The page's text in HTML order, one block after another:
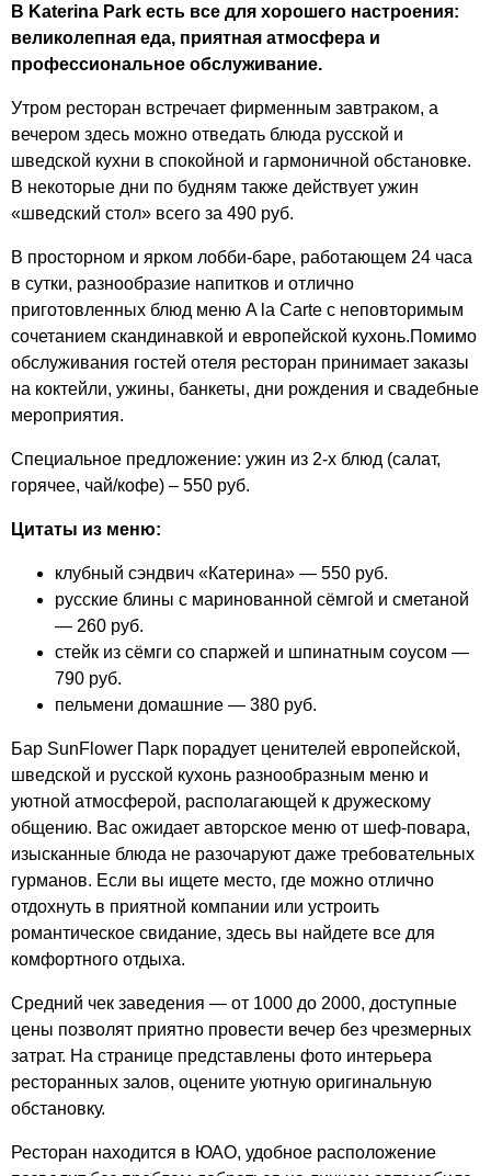
В Katerina Park есть все для хорошего настроения:
великолепная еда, приятная атмосфера и
профессиональное обслуживание.
Утром ресторан встречает фирменным завтраком, а
вечером здесь можно отведать блюда русской и
шведской кухни в спокойной и гармоничной обстановке.
В некоторые дни по будням также действует ужин
«шведский стол» всего за 490 руб.
В просторном и ярком лобби-баре, работающем 24 часа
в сутки, разнообразие напитков и отлично
приготовленных блюд меню A la Carte с неповторимым
сочетанием скандинавкой и европейской кухонь.Помимо
обслуживания гостей отеля ресторан принимает заказы
на коктейли, ужины, банкеты, дни рождения и свадебные
мероприятия.
Специальное предложение: ужин из 2-х блюд (салат,
горячее, чай/кофе) – 550 руб.
Цитаты из меню:
клубный сэндвич «Катерина» — 550 руб.
русские блины с маринованной сёмгой и сметаной
— 260 руб.
стейк из сёмги со спаржей и шпинатным соусом —
790 руб.
пельмени домашние — 380 руб.
Бар SunFlower Парк порадует ценителей европейской,
шведской и русской кухонь разнообразным меню и
уютной атмосферой, располагающей к дружескому
общению. Вас ожидает авторское меню от шеф-повара,
изысканные блюда не разочаруют даже требовательных
гурманов. Если вы ищете место, где можно отлично
отдохнуть в приятной компании или устроить
романтическое свидание, здесь вы найдете все для
комфортного отдыха.
Средний чек заведения — от 1000 до 2000, доступные
цены позволят приятно провести вечер без чрезмерных
затрат. На странице представлены фото интерьера
ресторанных залов, оцените уютную оригинальную
обстановку.
Ресторан находится в ЮАО, удобное расположение